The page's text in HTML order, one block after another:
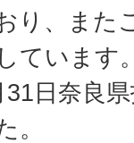
り、また
ています
日奈良
。